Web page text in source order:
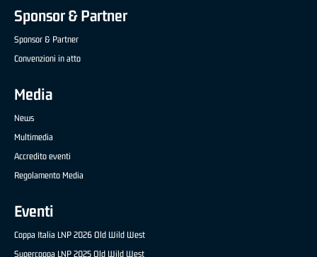
Sponsor & Partner
Sponsor & Partner
Convenzioni in atto
Media
News
Multimedia
Accredito eventi
Regolamento Media
Eventi
Coppa Italia LNP 2026 Old Wild West
Supercoppa LNP 2025 Old Wild West